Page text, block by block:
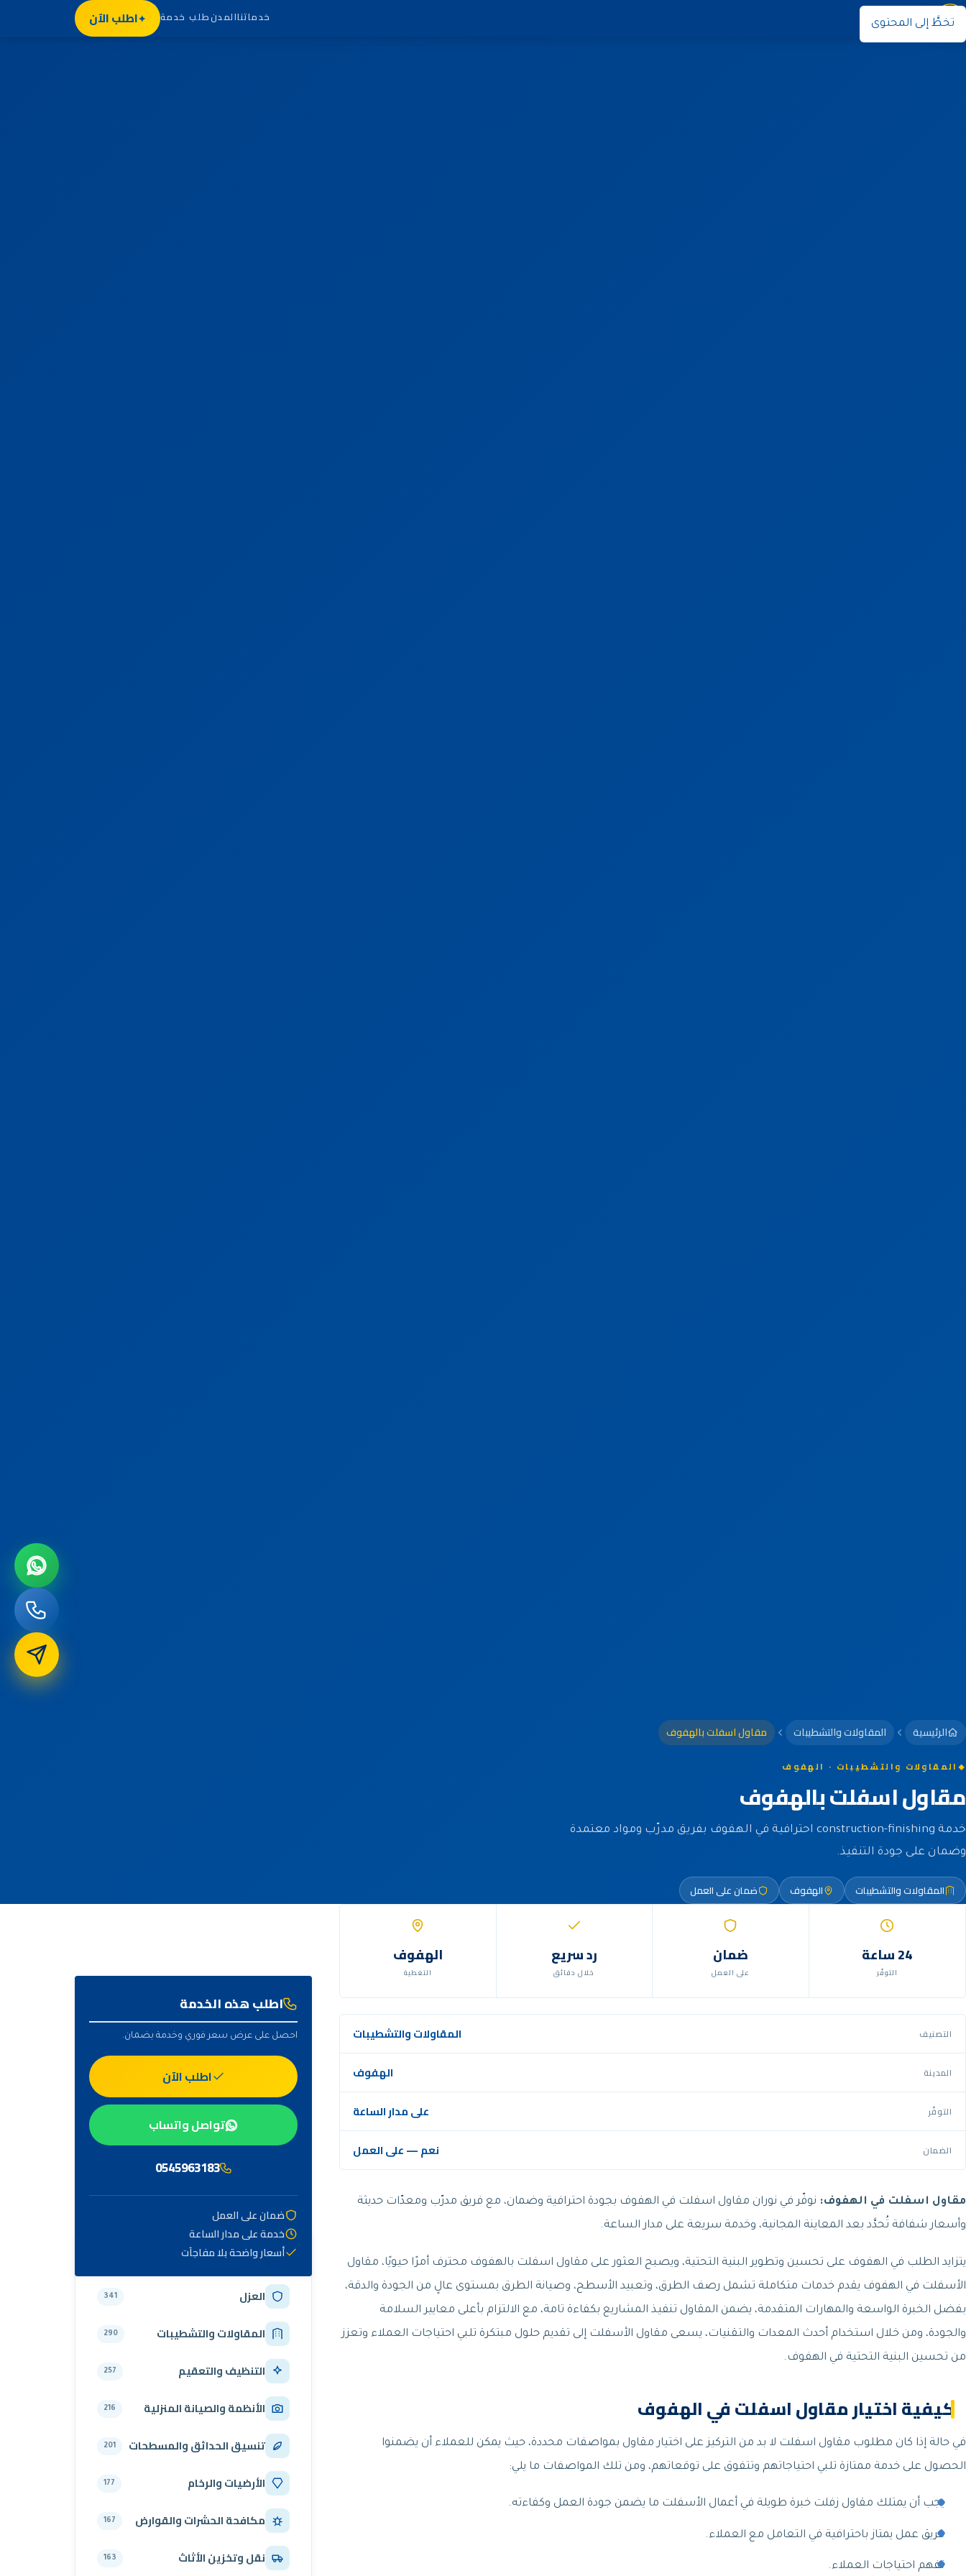
تخطَّ إلى المحتوى خدماتناالمدنطلب خدمة اطلب الآن نوران
الرئيسية المقاولات والتشطيبات مقاول اسفلت بالهفوف
المقاولات والتشطيبات · الهفوف
مقاول اسفلت بالهفوف
خدمة construction-finishing احترافية في الهفوف بفريق مدرّب ومواد معتمدة
وضمان على جودة التنفيذ.
المقاولات والتشطيبات الهفوف ضمان على العمل
24 ساعة
التوفّر
ضمان
على العمل
رد سريع
خلال دقائق
الهفوف
التغطية
التصنيف المقاولات والتشطيبات
المدينة الهفوف
التوفّر على مدار الساعة
الضمان نعم — على العمل
مقاول اسفلت في الهفوف: نوفّر في نوران مقاول اسفلت في الهفوف بجودة احترافية وضمان، مع فريق مدرّب ومعدّات حديثة
وأسعار شفافة تُحدَّد بعد المعاينة المجانية، وخدمة سريعة على مدار الساعة.
يتزايد الطلب في الهفوف على تحسين وتطوير البنية التحتية، ويصبح العثور على مقاول اسفلت بالهفوف محترف أمرًا حيويًا، مقاول
الأسفلت في الهفوف يقدم خدمات متكاملة تشمل رصف الطرق، وتعبيد الأسطح، وصيانة الطرق بمستوى عالٍ من الجودة والدقة،
بفضل الخبرة الواسعة والمهارات المتقدمة، يضمن المقاول تنفيذ المشاريع بكفاءة تامة، مع الالتزام بأعلى معايير السلامة
والجودة، ومن خلال استخدام أحدث المعدات والتقنيات، يسعى مقاول الأسفلت إلى تقديم حلول مبتكرة تلبي احتياجات العملاء وتعزز
من تحسين البنية التحتية في الهفوف.
كيفية اختيار مقاول اسفلت في الهفوف
في حالة إذا كان مطلوب مقاول اسفلت لا بد من التركيز على اختيار مقاول بمواصفات محددة، حيث يمكن للعملاء أن يضمنوا
الحصول على خدمة ممتازة تلبي احتياجاتهم وتتفوق على توقعاتهم، ومن تلك المواصفات ما يلي:
يجب أن يمتلك مقاول زفلت خبرة طويلة في أعمال الأسفلت ما يضمن جودة العمل وكفاءته.
فريق عمل يمتاز باحترافية في التعامل مع العملاء.
تفهم احتياجات العملاء.
اطلب هذه الخدمة
احصل على عرض سعر فوري وخدمة بضمان.
اطلب الآن
تواصل واتساب
0545963183
ضمان على العمل
خدمة على مدار الساعة
أسعار واضحة بلا مفاجآت
أهم التصنيفات
العزل 341
المقاولات والتشطيبات 290
التنظيف والتعقيم 257
الأنظمة والصيانة المنزلية 216
تنسيق الحدائق والمسطحات 201
الأرضيات والرخام 177
مكافحة الحشرات والقوارض 167
نقل وتخزين الأثاث 163